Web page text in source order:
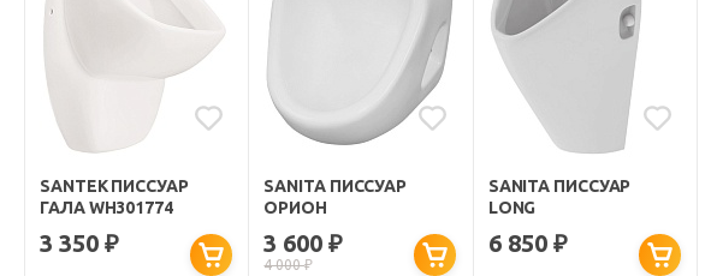
SANTEK ПИССУАР
ГАЛА WH301774
3 350₽
SANITA ПИССУАР
ОРИОН
3 600₽
4 000₽
SANITA ПИССУАР
LONG
6 850 ₽